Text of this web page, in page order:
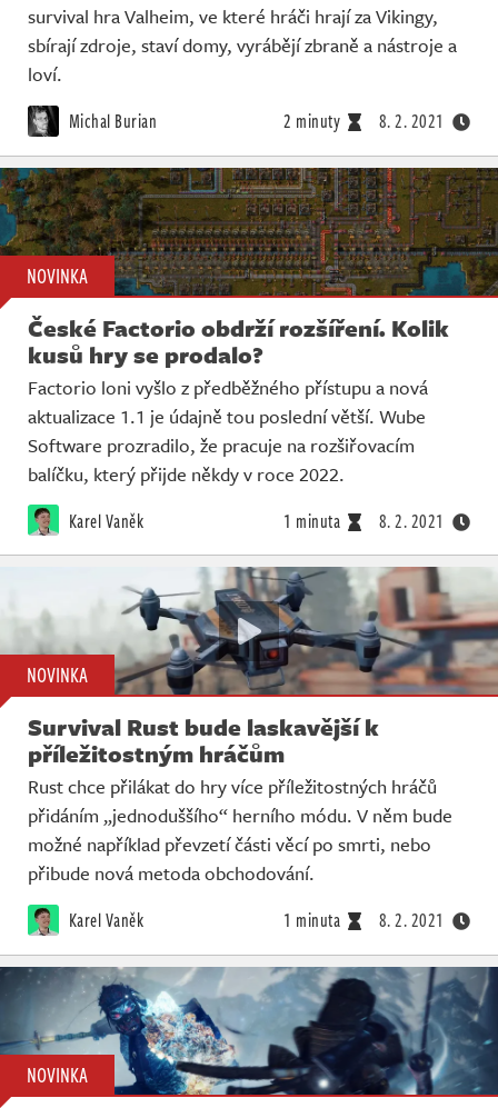
survival hra Valheim, ve které hráči hrají za Vikingy,
sbírají zdroje, staví domy, vyrábějí zbraně a nástroje a
loví.
Michal Burian 2 minuty 8. 2. 2021
NOVINKA
České Factorio obdrží rozšíření. Kolik
kusů hry se prodalo?
Factorio loni vyšlo z předběžného přístupu a nová
aktualizace 1.1 je údajně tou poslední větší. Wube
Software prozradilo, že pracuje na rozšiřovacím
balíčku, který přijde někdy v roce 2022.
Karel Vaněk 1 minuta 8. 2. 2021
NOVINKA
Survival Rust bude laskavější k
příležitostným hráčům
Rust chce přilákat do hry více příležitostných hráčů
přidáním „jednoduššího“ herního módu. V něm bude
možné například převzetí části věcí po smrti, nebo
přibude nová metoda obchodování.
Karel Vaněk 1 minuta 8. 2. 2021
NOVINKA